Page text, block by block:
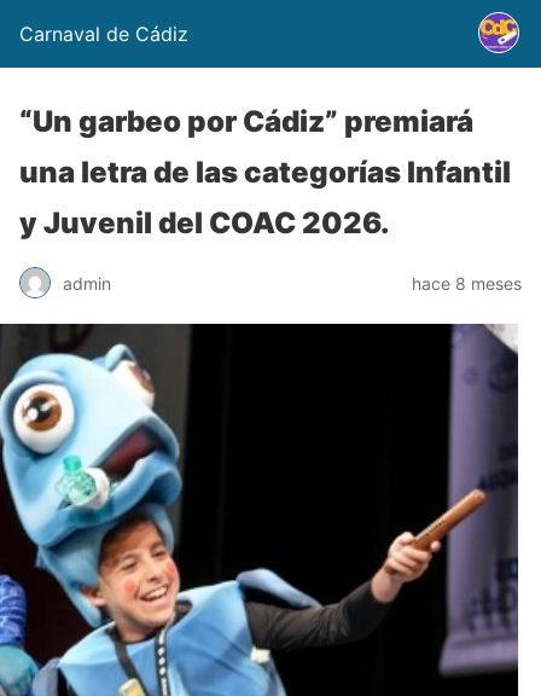
Carnaval de Cádiz
“Un garbeo por Cádiz” premiará
una letra de las categorías Infantil
y Juvenil del COAC 2026.
admin hace 8 meses